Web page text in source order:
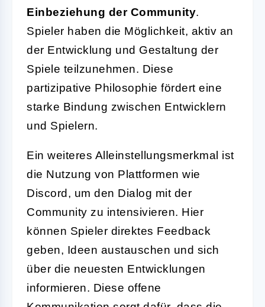
Einbeziehung der Community.
Spieler haben die Möglichkeit, aktiv an
der Entwicklung und Gestaltung der
Spiele teilzunehmen. Diese
partizipative Philosophie fördert eine
starke Bindung zwischen Entwicklern
und Spielern.
Ein weiteres Alleinstellungsmerkmal ist
die Nutzung von Plattformen wie
Discord, um den Dialog mit der
Community zu intensivieren. Hier
können Spieler direktes Feedback
geben, Ideen austauschen und sich
über die neuesten Entwicklungen
informieren. Diese offene